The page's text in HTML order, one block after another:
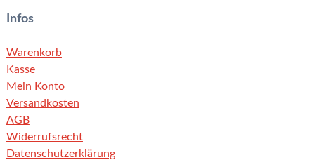
Infos
Warenkorb
Kasse
Mein Konto
Versandkosten
AGB
Widerrufsrecht
Datenschutzerklärung